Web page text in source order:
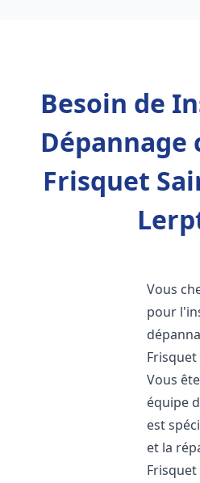
Besoin de
Dépannage
Frisquet
Vous
pour
Vous
équipe
est
et la